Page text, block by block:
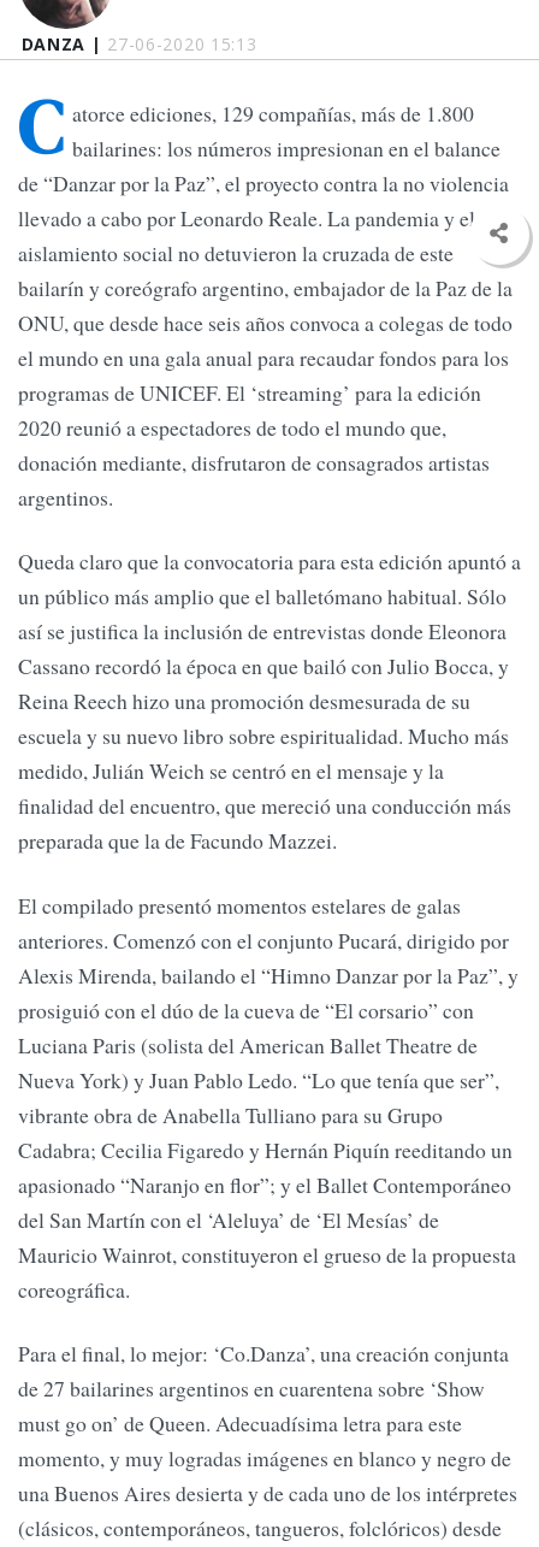
DANZA | 27-06-2020 15:13
C atorce ediciones, 129 compañías, más de 1.800
bailarines: los números impresionan en el balance
de “Danzar por la Paz”, el proyecto contra la no violencia
llevado a cabo por Leonardo Reale. La pandemia y el
aislamiento social no detuvieron la cruzada de este
bailarín y coreógrafo argentino, embajador de la Paz de la
ONU, que desde hace seis años convoca a colegas de todo
el mundo en una gala anual para recaudar fondos para los
programas de UNICEF. El ‘streaming’ para la edición
2020 reunió a espectadores de todo el mundo que,
donación mediante, disfrutaron de consagrados artistas
argentinos.
Queda claro que la convocatoria para esta edición apuntó a
un público más amplio que el balletómano habitual. Sólo
así se justifica la inclusión de entrevistas donde Eleonora
Cassano recordó la época en que bailó con Julio Bocca, y
Reina Reech hizo una promoción desmesurada de su
escuela y su nuevo libro sobre espiritualidad. Mucho más
medido, Julián Weich se centró en el mensaje y la
finalidad del encuentro, que mereció una conducción más
preparada que la de Facundo Mazzei.
El compilado presentó momentos estelares de galas
anteriores. Comenzó con el conjunto Pucará, dirigido por
Alexis Mirenda, bailando el “Himno Danzar por la Paz”, y
prosiguió con el dúo de la cueva de “El corsario” con
Luciana Paris (solista del American Ballet Theatre de
Nueva York) y Juan Pablo Ledo. “Lo que tenía que ser”,
vibrante obra de Anabella Tulliano para su Grupo
Cadabra; Cecilia Figaredo y Hernán Piquín reeditando un
apasionado “Naranjo en flor”; y el Ballet Contemporáneo
del San Martín con el ‘Aleluya’ de ‘El Mesías’ de
Mauricio Wainrot, constituyeron el grueso de la propuesta
coreográfica.
Para el final, lo mejor: ‘Co.Danza’, una creación conjunta
de 27 bailarines argentinos en cuarentena sobre ‘Show
must go on’ de Queen. Adecuadísima letra para este
momento, y muy logradas imágenes en blanco y negro de
una Buenos Aires desierta y de cada uno de los intérpretes
(clásicos, contemporáneos, tangueros, folclóricos) desde